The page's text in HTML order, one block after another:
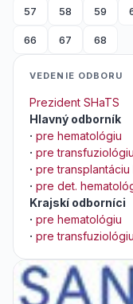
57 58 59
66 67 68
VEDENIE ODBORU
Prezident SHaTS
Hlavný odborník
· pre hematológiu
· pre transfuziológiu
· pre transplantáciu
· pre det.
Krajskí odborníci
· pre hematológiu
· pre transfuziológiu